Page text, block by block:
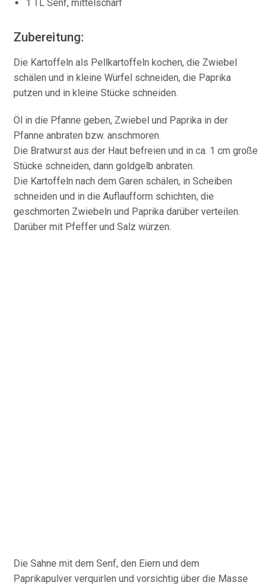
1 TL Senf, mittelscharf
Zubereitung:
Die Kartoffeln als Pellkartoffeln kochen, die Zwiebel
schälen und in kleine Würfel schneiden, die Paprika
putzen und in kleine Stücke schneiden.
Öl in die Pfanne geben, Zwiebel und Paprika in der
Pfanne anbraten bzw. anschmoren.
Die Bratwurst aus der Haut befreien und in ca. 1 cm große
Stücke schneiden, dann goldgelb anbraten.
Die Kartoffeln nach dem Garen schälen, in Scheiben
schneiden und in die Auflaufform schichten, die
geschmorten Zwiebeln und Paprika darüber verteilen.
Darüber mit Pfeffer und Salz würzen.
Die Sahne mit dem Senf, den Eiern und dem
Paprikapulver verquirlen und vorsichtig über die Masse